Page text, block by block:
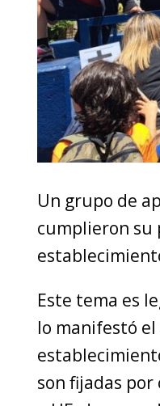
Un grupo de
cumplieron su
Este tema es
lo manifestó
son fijadas